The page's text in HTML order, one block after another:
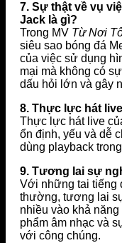
7. Sự thật về vụ
Jack là gì?
Trong MV Từ Nơi
siêu sao bóng đá
của việc sử dụng
mại mà không có
dấu hỏi lớn và gây
8. Thực lực hát
Thực lực hát live
ổn định, yếu và dễ
dùng playback
9. Tương lai sự
Với những tai tiếng
thường, tương lai
nhiều vào khả
phẩm âm nhạc và
với công chúng.